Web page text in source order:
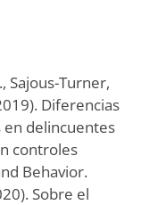
Sajous-Turner,
Diferencias
delincuentes
controles
Behavior.
Sobre el